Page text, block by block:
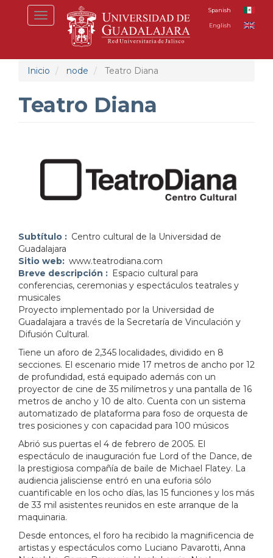
Toggle
navigation
Spanish
English
Inicio node Teatro Diana
Teatro Diana
Subtítulo
Centro cultural de la Universidad de
Guadalajara
Sitio web
www.teatrodiana.com
Breve descripción
Espacio cultural para
conferencias, ceremonias y espectáculos teatrales y
musicales
Proyecto implementado por la Universidad de
Guadalajara a través de la Secretaría de Vinculación y
Difusión Cultural.
Tiene un aforo de 2,345 localidades, dividido en 8
secciones. El escenario mide 17 metros de ancho por 12
de profundidad, está equipado además con un
proyector de cine de 35 milímetros y una pantalla de 16
metros de ancho y 10 de alto. Cuenta con un sistema
automatizado de plataforma para foso de orquesta de
tres posiciones y con capacidad para 100 músicos
Abrió sus puertas el 4 de febrero de 2005. El
espectáculo de inauguración fue Lord of the Dance, de
la prestigiosa compañía de baile de Michael Flatey. La
audiencia jalisciense entró en una euforia sólo
cuantificable en los ocho días, las 15 funciones y los más
de 33 mil asistentes reunidos en este arranque de la
maquinaria.
Desde entonces, el foro ha recibido la magnificencia de
artistas y espectáculos como Luciano Pavarotti, Anna